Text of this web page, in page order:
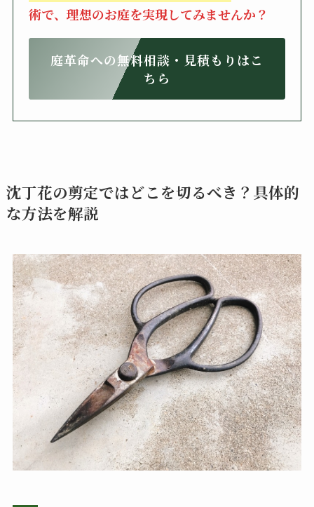
術で、理想のお庭を実現してみませんか？
庭革命への無料相談・見積もりはこ
ちら
沈丁花の剪定ではどこを切るべき？具体的
な方法を解説